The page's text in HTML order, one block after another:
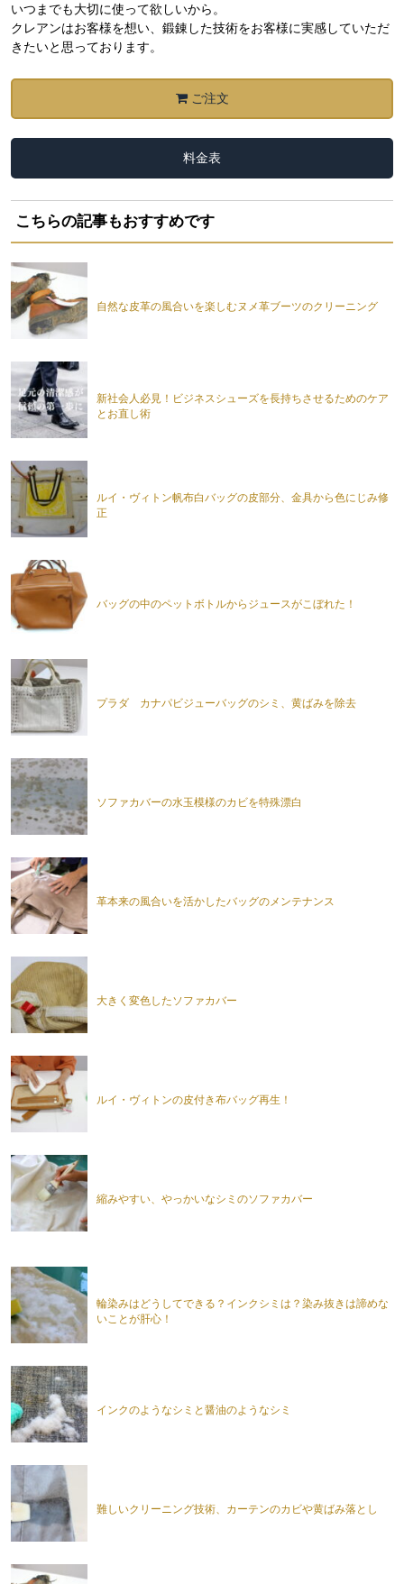
いつまでも大切に使って欲しいから。
クレアンはお客様を想い、鍛錬した技術をお客様に実感していただ
きたいと思っております。
ご注文
料金表
こちらの記事もおすすめです
自然な皮革の風合いを楽しむヌメ革ブーツのクリーニング
新社会人必見！ビジネスシューズを長持ちさせるためのケア
とお直し術
ルイ・ヴィトン帆布白バッグの皮部分、金具から色にじみ修
正
バッグの中のペットボトルからジュースがこぼれた！
プラダ カナパビジューバッグのシミ、黄ばみを除去
ソファカバーの水玉模様のカビを特殊漂白
革本来の風合いを活かしたバッグのメンテナンス
大きく変色したソファカバー
ルイ・ヴィトンの皮付き布バッグ再生！
縮みやすい、やっかいなシミのソファカバー
輪染みはどうしてできる？インクシミは？染み抜きは諦めな
いことが肝心！
インクのようなシミと醤油のようなシミ
難しいクリーニング技術、カーテンのカビや黄ばみ落とし